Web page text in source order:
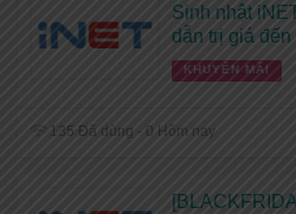
Sinh nhật
dẫn trị giá
KHUYẾN MÃI
135 Đã dùng - 0 Hôm nay